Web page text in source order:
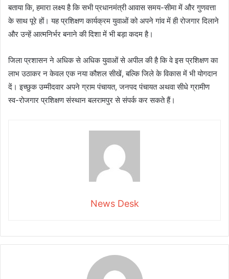
बताया कि, हमारा लक्ष्य है कि सभी प्रधानमंत्री आवास समय-सीमा में और गुणवत्ता
के साथ पूरे हों। यह प्रशिक्षण कार्यक्रम युवाओं को अपने गांव में ही रोजगार दिलाने
और उन्हें आत्मनिर्भर बनाने की दिशा में भी बड़ा कदम है।
जिला प्रशासन ने अधिक से अधिक युवाओं से अपील की है कि वे इस प्रशिक्षण का
लाभ उठाकर न केवल एक नया कौशल सीखें, बल्कि जिले के विकास में भी योगदान
दें। इच्छुक उम्मीदवार अपने ग्राम पंचायत, जनपद पंचायत अथवा सीधे ग्रामीण
स्व-रोजगार प्रशिक्षण संस्थान बलरामपुर से संपर्क कर सकते हैं।
News Desk